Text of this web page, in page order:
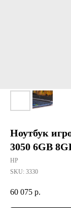
Ноутбук
3050 6GB
HP
SKU: 3330
60 075 р.